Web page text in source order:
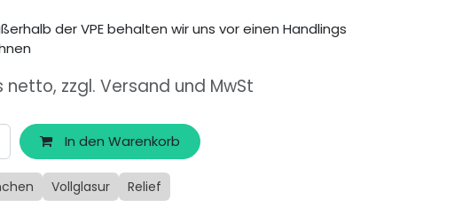
der VPE behalten wir uns vor einen Handlings
netto, zzgl. Versand und MwSt
In den Warenkorb
Vollglasur Relief